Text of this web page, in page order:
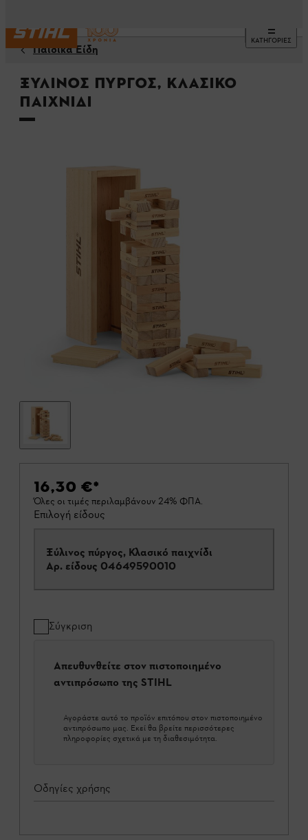
ΚΑΤΗΓΟΡΙΕΣ
Παιδικά Είδη
Ξύλινος πύργος, Κλασικό
παιχνίδι
16,30 €*
Όλες οι τιμές περιλαμβάνουν 24% ΦΠΑ.
Επιλογή είδους
Ξύλινος πύργος, Κλασικό παιχνίδι
Αρ. είδους 04649590010
Σύγκριση
Απευθυνθείτε στον πιστοποιημένο
αντιπρόσωπο της STIHL
Αγοράστε αυτό το προϊόν επιτόπου στον πιστοποιημένο
αντιπρόσωπο μας. Εκεί θα βρείτε περισσότερες
πληροφορίες σχετικά με τη διαθεσιμότητα.
Οδηγίες χρήσης